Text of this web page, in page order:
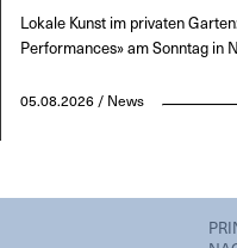
Lokale Kunst im privaten
Performances» am Sonntag in
05.08.2026 / News